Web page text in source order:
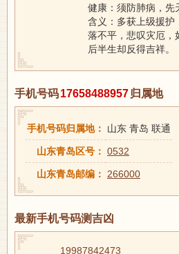
健康：须防肺病，先
含义：多获上级援护
落不平，悲叹灾厄，
后半生却反得吉祥。
手机号码17658488957归属地
手机号码归属地： 山东 青岛 联通
山东青岛区号： 0532
山东青岛邮编： 266000
最新手机号码测吉凶
19987842473